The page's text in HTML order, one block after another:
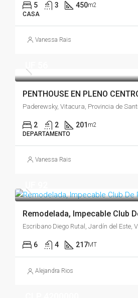
5 3 450m2
CASA
Vanessa Rais
PENTHOUSE EN PLENO
2 2 201 m2
DEPARTAMENTO
Vanessa Rais
Remodelada, Impecable Club
6 4 217MT
Alejandra Rios